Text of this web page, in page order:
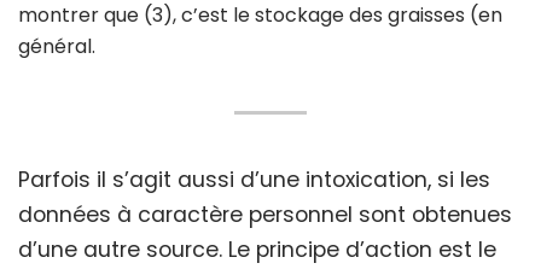
montrer que (3), c’est le stockage des graisses (en
général.
Parfois il s’agit aussi d’une intoxication, si les
données à caractère personnel sont obtenues
d’une autre source. Le principe d’action est le